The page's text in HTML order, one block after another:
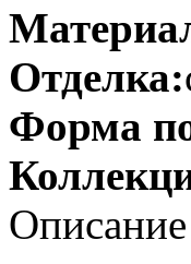
Отделка:
Форма
Описание